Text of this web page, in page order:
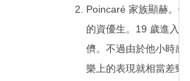
Poincaré 家族顯赫。
的資優生。19 歲進入
儕。不過由於他小時感
樂上的表現就相當差勁